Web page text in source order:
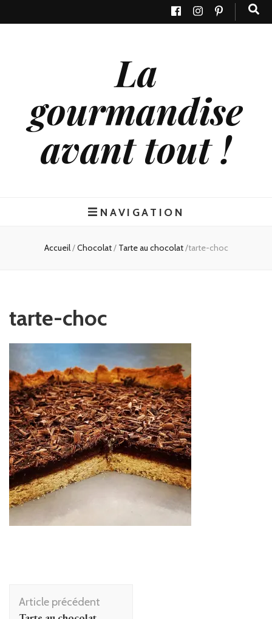
La
gourmandise
avant tout !
NAVIGATION
Accueil/Chocolat/ Tarte au chocolat/tarte-choc
tarte-choc
Navigation
d'article
Article précédent